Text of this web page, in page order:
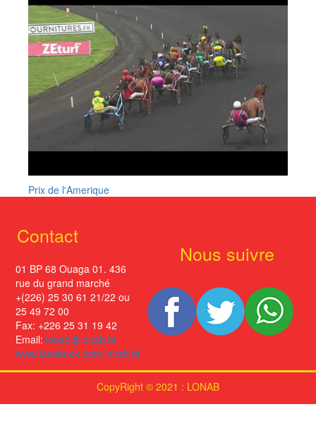
Prix de l'Amerique
Contact
01 BP 68 Ouaga 01. 436
rue du grand marché
+(226) 25 30 61 21/22 ou
25 49 72 00
Fax: +226 25 31 19 42
Email: lonab@lonab.bf
www.facebook.com/lonab.bf
Nous suivre
CopyRight © 2021 : LONAB